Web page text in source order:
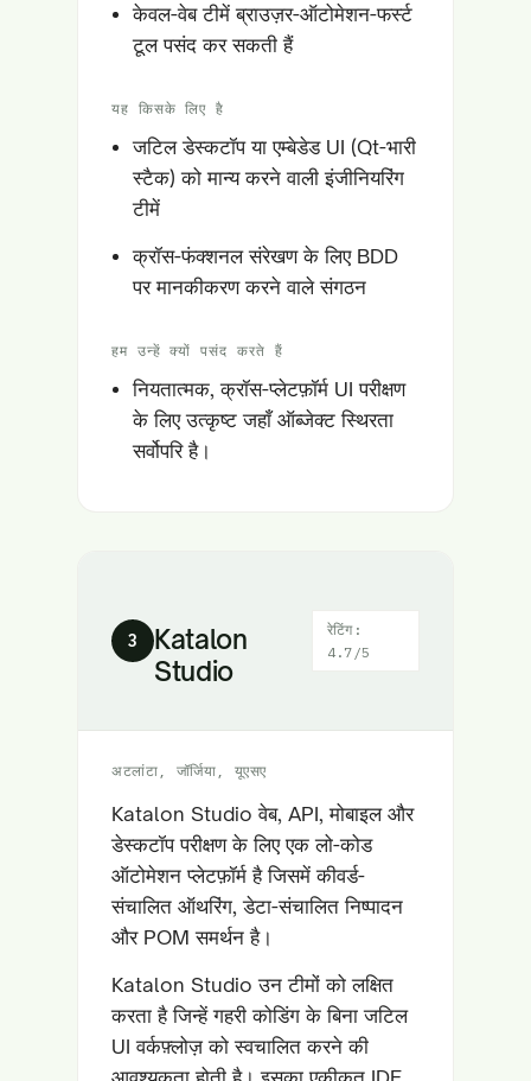
केवल-वेब टीमें ब्राउज़र-ऑटोमेशन-फर्स्ट
टूल पसंद कर सकती हैं
यह किसके लिए है
जटिल डेस्कटॉप या एम्बेडेड UI (Qt-भारी
स्टैक) को मान्य करने वाली इंजीनियरिंग
टीमें
क्रॉस-फंक्शनल संरेखण के लिए BDD
पर मानकीकरण करने वाले संगठन
हम उन्हें क्यों पसंद करते हैं
नियतात्मक, क्रॉस-प्लेटफ़ॉर्म UI परीक्षण
के लिए उत्कृष्ट जहाँ ऑब्जेक्ट स्थिरता
सर्वोपरि है।
3
Katalon
Studio
रेटिंग:
4.7/5
अटलांटा, जॉर्जिया, यूएसए
Katalon Studio वेब, API, मोबाइल और
डेस्कटॉप परीक्षण के लिए एक लो-कोड
ऑटोमेशन प्लेटफ़ॉर्म है जिसमें कीवर्ड-
संचालित ऑथरिंग, डेटा-संचालित निष्पादन
और POM समर्थन है।
Katalon Studio उन टीमों को लक्षित
करता है जिन्हें गहरी कोडिंग के बिना जटिल
UI वर्कफ़्लोज़ को स्वचालित करने की